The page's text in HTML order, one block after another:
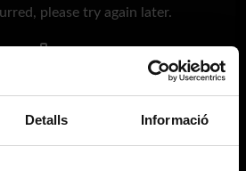
Detalls Informació
please try again later.
Try again